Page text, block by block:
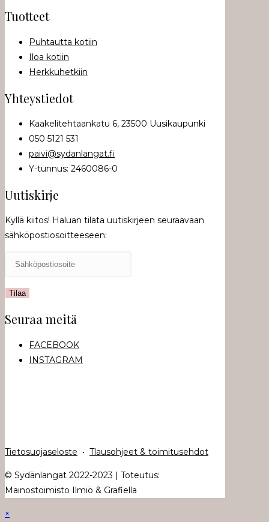
Tuotteet
Puhtautta kotiin
Iloa kotiin
Herkkuhetkiin
Yhteystiedot
Kaakelitehtaankatu 6, 23500 Uusikaupunki
050 5121 531
paivi@sydanlangat.fi
Y-tunnus: 2460086-0
Uutiskirje
Kyllä kiitos! Haluan tilata uutiskirjeen seuraavaan
sähköpostiosoitteeseen:
Seuraa meitä
FACEBOOK
INSTAGRAM
Tietosuojaseloste • Tlausohjeet & toimitusehdot
© Sydänlangat 2022-2023 | Toteutus:
Mainostoimisto Ilmiö & Grafiella
×